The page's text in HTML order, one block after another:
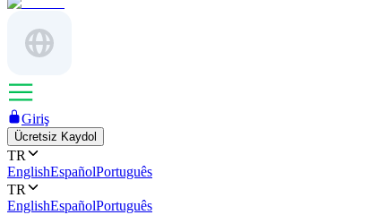
Giriş
Ücretsiz Kaydol
TR
EnglishEspañolPortuguês
TR
EnglishEspañolPortuguês